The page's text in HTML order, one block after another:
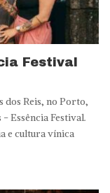
Festival
dos Reis, no Porto,
Essência Festival.
e cultura vínica